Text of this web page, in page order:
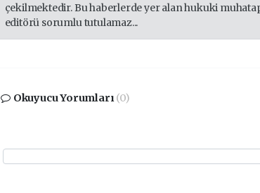
çekilmektedir. Bu haberlerde yer alan hukuki
editörü sorumlu tutulamaz...
Okuyucu Yorumları(0)